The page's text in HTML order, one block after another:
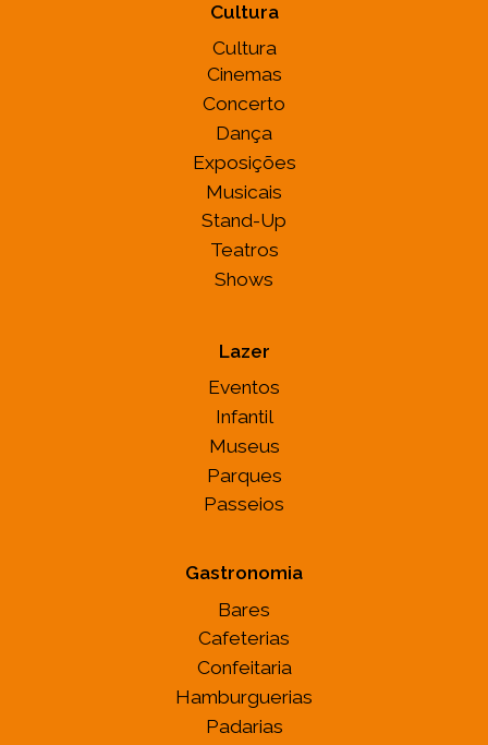
Cultura
Cultura
Cinemas
Concerto
Dança
Exposições
Musicais
Stand-Up
Teatros
Shows
Lazer
Eventos
Infantil
Museus
Parques
Passeios
Gastronomia
Bares
Cafeterias
Confeitaria
Hamburguerias
Padarias